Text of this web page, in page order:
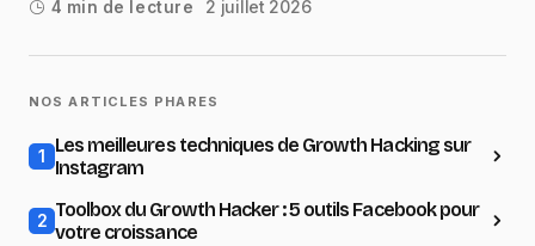
4 min de lecture 2 juillet 2026
NOS ARTICLES PHARES
1 Les meilleures techniques de Growth Hacking sur
Instagram
2 Toolbox du Growth Hacker : 5 outils Facebook pour
votre croissance